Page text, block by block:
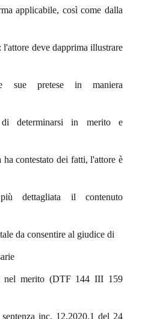
applicabile, così come dalla
deve dapprima illustrare
sue pretese in maniera
di determinarsi in merito e
contestato dei fatti, l'attore è
dettagliata il contenuto
da consentire al giudice di
nel merito (DTF 144 III 159
inc. 12.2020.1 del 24